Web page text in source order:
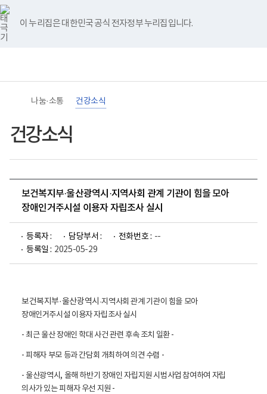
바
로
가
기
메
이 누리집은 대한민국 공식 전자정부 누리집입니다.
너
비
767px
이
하
영
홈
나눔·소통 건강소식
건강소식
보건복지부·울산광역시·지역사회 관계 기관이 힘을 모아
장애인거주시설 이용자 자립조사 실시
등록자 : 담당부서 : 전화번호 : --
등록일 : 2025-05-29
보건복지부·울산광역시 ·지역사회 관계 기관이 힘을 모아
장애인거주시설 이용자 자립조사 실시
- 최근 울산 장애인 학대 사건 관련 후속 조치 일환 -
- 피해자 부모 등과 간담회 개최하여 의견 수렴 -
- 울산광역시, 올해 하반기 장애인 자립지원 시범사업 참여하여 자립
의사가 있는 피해자 우선 지원 -
유
튜
브
블
로
그
인
스
타
그
램
페
이
스
북